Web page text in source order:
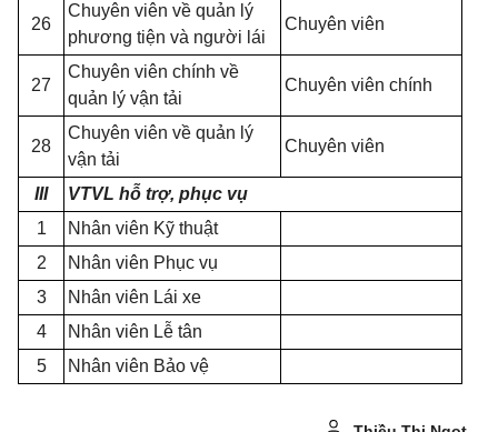
26
Chuyên viên về quản lý
phương tiện và người lái
Chuyên viên
27
Chuyên viên chính về
quản lý vận tải
Chuyên viên chính
28
Chuyên viên về quản lý
vận tải
Chuyên viên
III
VTVL hỗ trợ, phục vụ
1
Nhân viên Kỹ thuật
2
Nhân viên Phục vụ
3
Nhân viên Lái xe
4
Nhân viên Lễ tân
5
Nhân viên Bảo vệ